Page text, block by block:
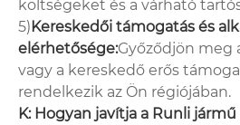
költségeket és a várható
5)Kereskedői támogatás és
elérhetősége:Győződjön meg
vagy a kereskedő erős
rendelkezik az Ön régiójában.
K: Hogyan javítja a Runli